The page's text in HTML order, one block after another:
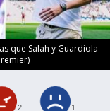
que Salah y Guardiola
2 1